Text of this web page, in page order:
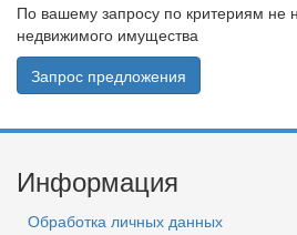
По вашему запросу по критериям не
недвижимого имущества
Запрос предложения
Информация
Обработка личных данных